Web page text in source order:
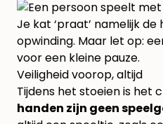
Je kat ‘praat’ namelijk
opwinding. Maar let op:
voor een kleine pauze.
Veiligheid voorop, altijd
Tijdens het stoeien is het
handen zijn geen